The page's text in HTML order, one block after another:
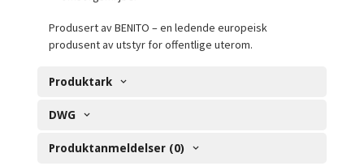
Produsert av BENITO – en ledende europeisk
produsent av utstyr for offentlige uterom.
Produktark
DWG
Produktanmeldelser (0)